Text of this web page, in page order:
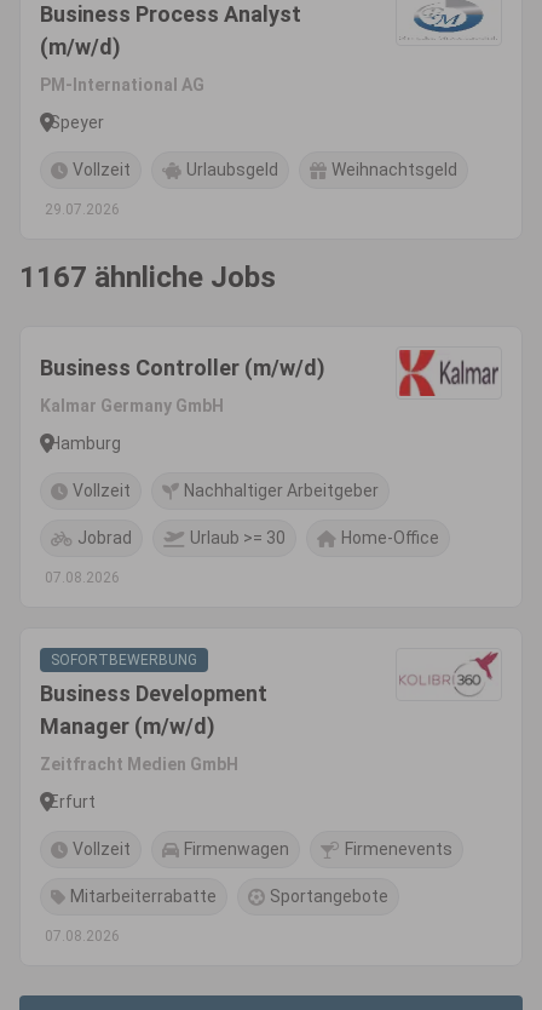
Business Process Analyst
(m/w/d)
PM-International AG
Speyer
Vollzeit Urlaubsgeld Weihnachtsgeld
29.07.2026
1167 ähnliche Jobs
Business Controller (m/w/d)
Kalmar Germany GmbH
Hamburg
Vollzeit Nachhaltiger Arbeitgeber
Jobrad Urlaub >= 30 Home-Office
07.08.2026
SOFORTBEWERBUNG
Business Development
Manager (m/w/d)
Zeitfracht Medien GmbH
Erfurt
Vollzeit Firmenwagen Firmenevents
Mitarbeiterrabatte Sportangebote
07.08.2026